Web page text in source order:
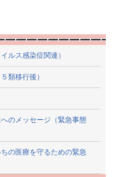
ルス感染症関連）
類移行後）
のメッセージ（緊急事態
の医療を守るための緊急